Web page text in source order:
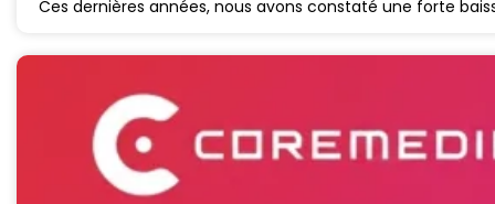
Ces dernières années, nous avons constaté une forte